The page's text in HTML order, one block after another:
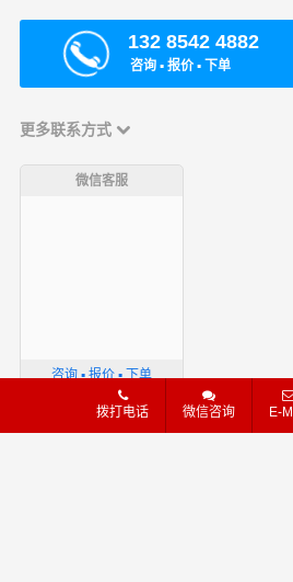
拨打电话 微信咨询 E-
132 8542 4882
咨询 ▪ 报价 ▪ 下单
更多联系方式
微信客服
咨询 ▪ 报价 ▪ 下单